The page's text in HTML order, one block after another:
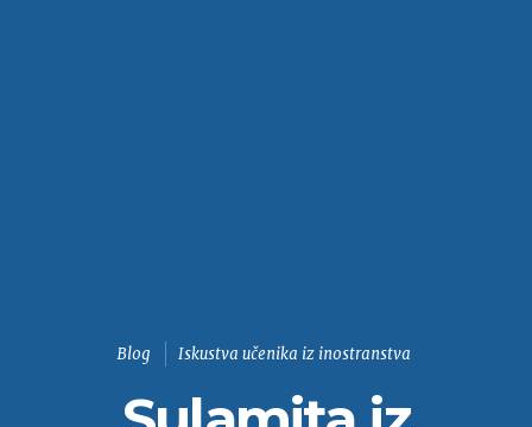
Blog Iskustva učenika iz inostranstva